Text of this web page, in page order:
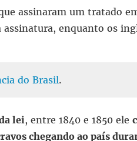
assinaram um tratado
enquanto os
do Brasil.
lei, entre 1840 e 1850 ele
chegando ao país